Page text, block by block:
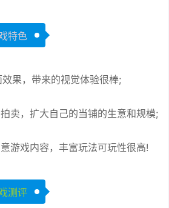
特色
果，带来的视觉体验很棒;
卖，扩大自己的当铺的生意和规模;
游戏内容，丰富玩法可玩性很高!
测评